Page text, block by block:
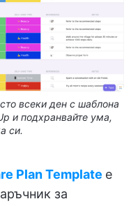
всеки ден с шаблона
и подхранвайте ума,
си.
Plan Template е
за